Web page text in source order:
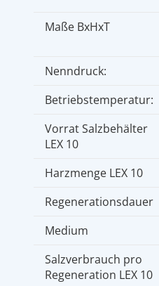
Maße BxHxT
Nenndruck:
Betriebstemperatur:
Vorrat Salzbehälter
LEX 10
Harzmenge LEX 10
Regenerationsdauer
Medium
Salzverbrauch pro
Regeneration LEX 10